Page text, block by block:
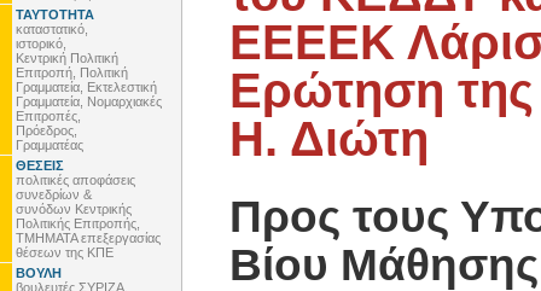
ΤΑΥΤΟΤΗΤΑ
καταστατικό,
ιστορικό,
Κεντρική Πολιτική
Επιτροπή, Πολιτική
Γραμματεία, Εκτελεστική
Γραμματεία, Νομαρχιακές
Επιτροπές,
Πρόεδρος,
Γραμματέας
ΘΕΣΕΙΣ
πολιτικές αποφάσεις
συνεδρίων &
συνόδων Κεντρικής
Πολιτικής Επιτροπής,
ΤΜΗΜΑΤΑ επεξεργασίας
θέσεων της ΚΠΕ
ΒΟΥΛΗ
βουλευτές ΣΥΡΙΖΑ,
ΕΕΕΕΚ
Ερώτηση της
Η. Διώτη
Προς τους
Βίου